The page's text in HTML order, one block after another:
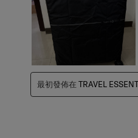
最初發佈在 TRAVEL